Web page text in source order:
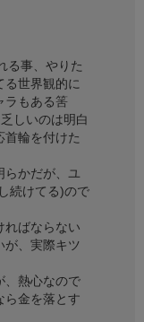
る事、やりた
る世界観的に
ラもある筈
しいのは明白
首輪を付けた
かだが、ユ
続けてる)ので
ればならない
が、実際キツ
、熱心なので
ら金を落とす